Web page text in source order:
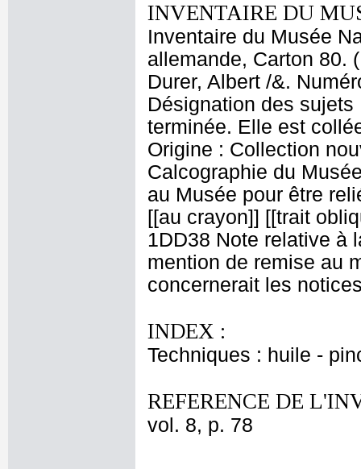
INVENTAIRE DU
Inventaire du Musée
allemande, Carton 80.
Durer, Albert /&.
Désignation des
terminée. Elle est
Origine : Collection
Calcographie du
au Musée pour être
[[au crayon]] [[trait
1DD38 Note relative à
mention de remise au
concernerait les
INDEX :
Techniques : huile -
REFERENCE DE
vol. 8, p. 78